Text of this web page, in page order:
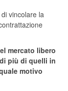
vincolare la
mercato libero
più di quelli in
motivo